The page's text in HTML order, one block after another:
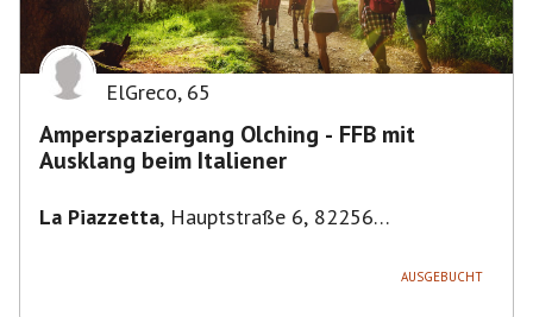
ElGreco, 65
Amperspaziergang Olching - FFB mit
Ausklang beim Italiener
La Piazzetta, Hauptstraße 6, 82256
AUSGEBUCHT